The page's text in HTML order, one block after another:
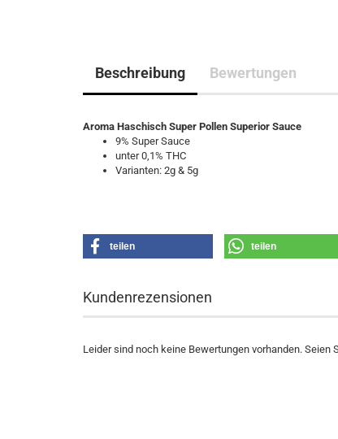
Beschreibung Bewertungen
Aroma Haschisch Super Pollen Superior Sauce
9% Super Sauce
unter 0,1% THC
Varianten: 2g & 5g
teilen teilen
Kundenrezensionen
Leider sind noch keine Bewertungen vorhanden. Seien